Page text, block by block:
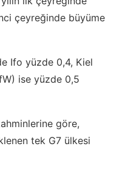
çeyreğinde büyüme
Ifo yüzde 0,4, Kiel
ise yüzde 0,5
göre,
tek G7 ülkesi